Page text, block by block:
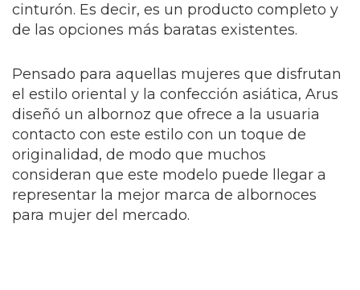
cinturón. Es decir, es un producto completo y
de las opciones más baratas existentes.
Pensado para aquellas mujeres que disfrutan
el estilo oriental y la confección asiática, Arus
diseñó un albornoz que ofrece a la usuaria
contacto con este estilo con un toque de
originalidad, de modo que muchos
consideran que este modelo puede llegar a
representar la mejor marca de albornoces
para mujer del mercado.